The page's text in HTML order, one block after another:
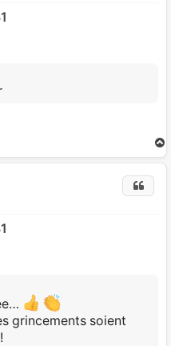
grincements soient